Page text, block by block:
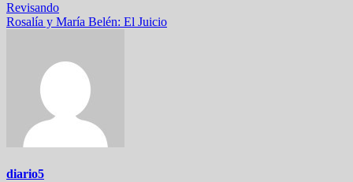
Revisando
Rosalía y María Belén: El Juicio
diario5